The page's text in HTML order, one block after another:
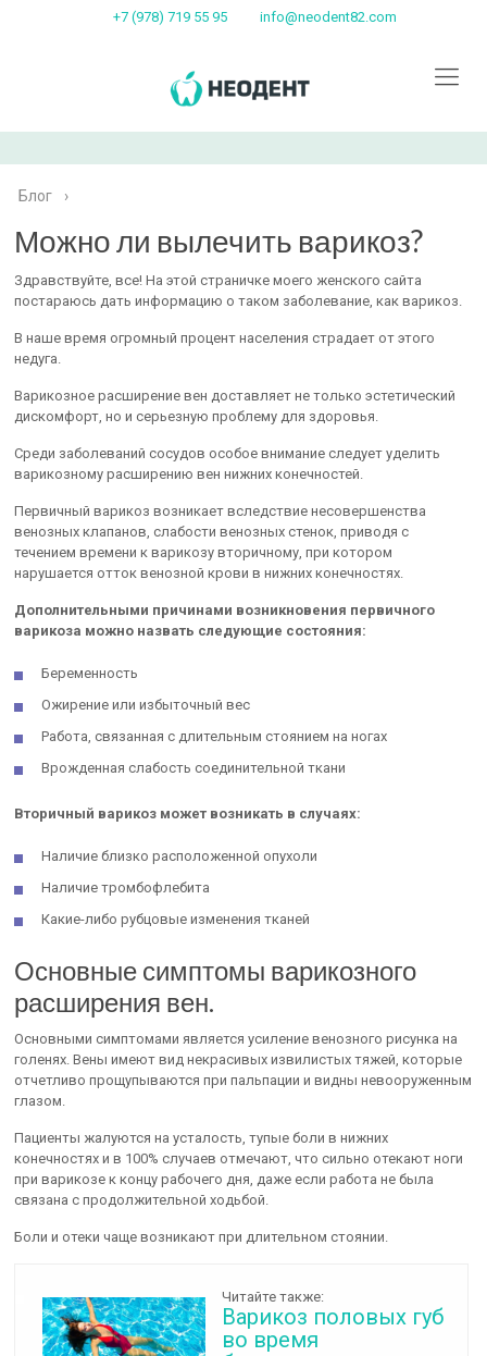
+7 (978) 719 55 95 info@neodent82.com
Блог ›
Можно ли вылечить варикоз?
Здравствуйте, все! На этой страничке моего женского сайта
постараюсь дать информацию о таком заболевание, как варикоз.
В наше время огромный процент населения страдает от этого
недуга.
Варикозное расширение вен доставляет не только эстетический
дискомфорт, но и серьезную проблему для здоровья.
Среди заболеваний сосудов особое внимание следует уделить
варикозному расширению вен нижних конечностей.
Первичный варикоз возникает вследствие несовершенства
венозных клапанов, слабости венозных стенок, приводя с
течением времени к варикозу вторичному, при котором
нарушается отток венозной крови в нижних конечностях.
Дополнительными причинами возникновения первичного
варикоза можно назвать следующие состояния:
Беременность
Ожирение или избыточный вес
Работа, связанная с длительным стоянием на ногах
Врожденная слабость соединительной ткани
Вторичный варикоз может возникать в случаях:
Наличие близко расположенной опухоли
Наличие тромбофлебита
Какие-либо рубцовые изменения тканей
Основные симптомы варикозного
расширения вен.
Основными симптомами является усиление венозного рисунка на
голенях. Вены имеют вид некрасивых извилистых тяжей, которые
отчетливо прощупываются при пальпации и видны невооруженным
глазом.
Пациенты жалуются на усталость, тупые боли в нижних
конечностях и в 100% случаев отмечают, что сильно отекают ноги
при варикозе к концу рабочего дня, даже если работа не была
связана с продолжительной ходьбой.
Боли и отеки чаще возникают при длительном стоянии.
Читайте также:
Варикоз половых губ
во время